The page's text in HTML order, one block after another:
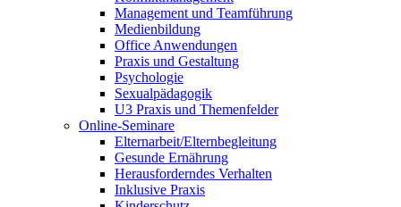
Management und Teamführung
Medienbildung
Office Anwendungen
Praxis und Gestaltung
Psychologie
Sexualpädagogik
U3 Praxis und Themenfelder
Online-Seminare
Elternarbeit/Elternbegleitung
Gesunde Ernährung
Herausforderndes Verhalten
Inklusive Praxis